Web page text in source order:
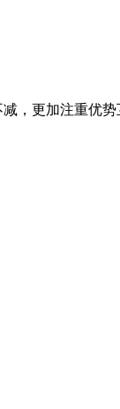
，更加注重优